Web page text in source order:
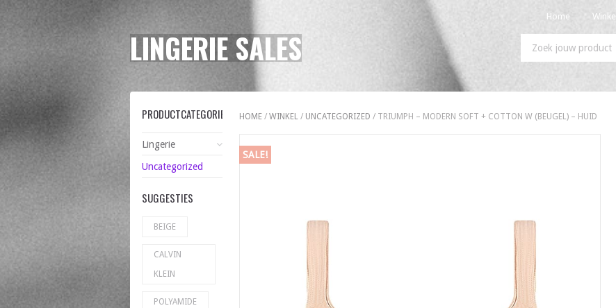
Home Winkel
LINGERIE SALES
HOME/ WINKEL/ UNCATEGORIZED / TRIUMPH – MODERN SOFT + COTTON W (BEUGEL) – HUID
SALE!
PRODUCTCATEGORIEËN
Lingerie
Uncategorized
SUGGESTIES
BEIGE
CALVIN
KLEIN
POLYAMIDE